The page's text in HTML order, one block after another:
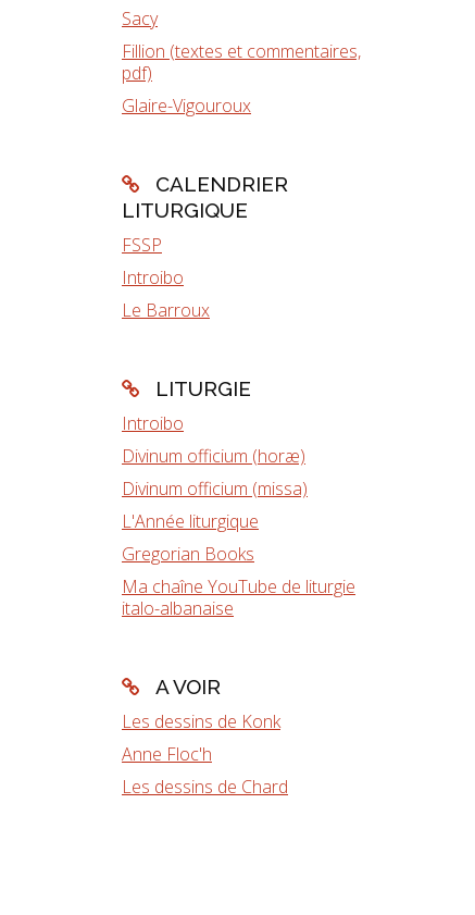
Sacy
Fillion (textes et commentaires,
pdf)
Glaire-Vigouroux
CALENDRIER
LITURGIQUE
FSSP
Introibo
Le Barroux
LITURGIE
Introibo
Divinum officium (horæ)
Divinum officium (missa)
L'Année liturgique
Gregorian Books
Ma chaîne YouTube de liturgie
italo-albanaise
A VOIR
Les dessins de Konk
Anne Floc'h
Les dessins de Chard